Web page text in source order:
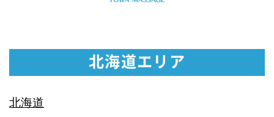
北海道エリア
北海道